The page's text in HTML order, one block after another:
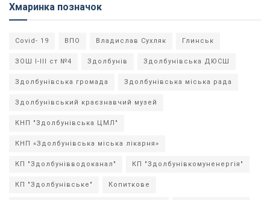
Хмаринка позначок
Covid- 19 ВПО Владислав Сухляк Глинськ
ЗОШ І-ІІІ ст №4 Здолбунів Здолбунівська ДЮСШ
Здолбунівська громада Здолбунівська міська рада
Здолбунівський краєзнавчий музей
КНП "Здолбунівська ЦМЛ"
КНП «Здолбунівська міська лікарня»
КП "Здолбунівводоканал" КП "Здолбунівкомуненергія"
КП "Здолбунівське" Копиткове